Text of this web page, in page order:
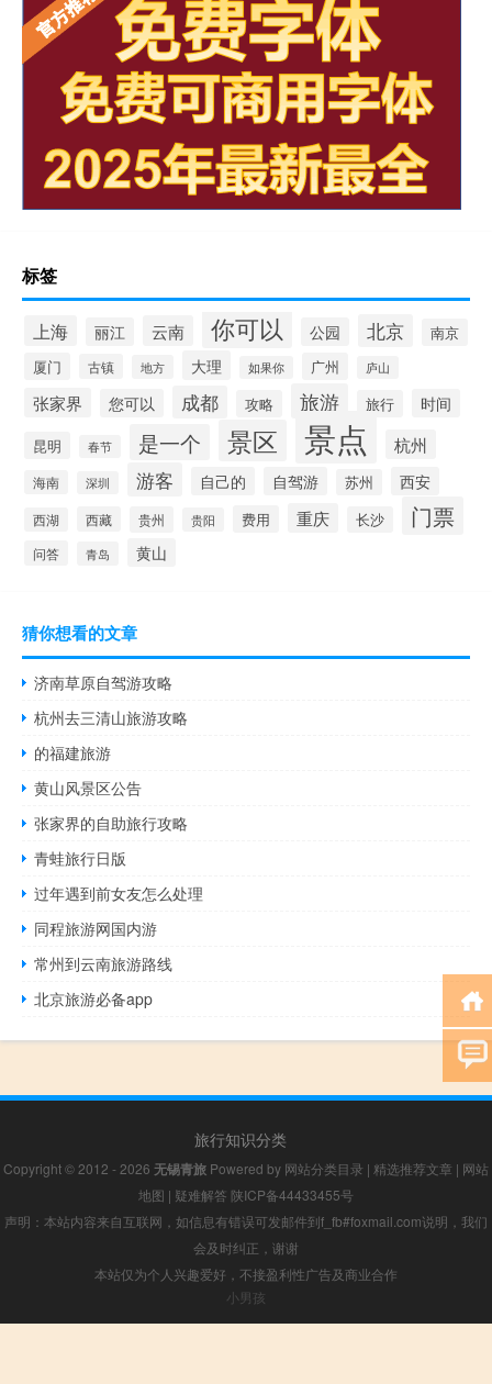
标签
上海 丽江 云南 你可以 公园 北京
南京
厦门
古镇 地方 大理 如果你 广州 庐山
张家界 您可以 成都 攻略 旅游 旅行 时间
昆明 春节 是一个 景区 景点 杭州
海南 深圳 游客 自己的 自驾游 苏州 西安
西湖 西藏 贵州 贵阳 费用 重庆 长沙 门票
问答 青岛 黄山
猜你想看的文章
济南草原自驾游攻略
杭州去三清山旅游攻略
的福建旅游
黄山风景区公告
张家界的自助旅行攻略
青蛙旅行日版
过年遇到前女友怎么处理
同程旅游网国内游
常州到云南旅游路线
北京旅游必备app
旅行知识分类
Copyright © 2012 - 2026 无锡青旅 Powered by 网站分类目录 | 精选推荐文章 | 网站
地图 | 疑难解答 陕ICP备44433455号
声明：本站内容来自互联网，如信息有错误可发邮件到f_fb#foxmail.com说明，我们
会及时纠正，谢谢
本站仅为个人兴趣爱好，不接盈利性广告及商业合作
小男孩